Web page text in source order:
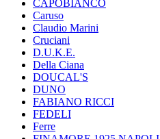
CAPOBIANCO
Caruso
Claudio Marini
Cruciani
D.U.K.E.
Della Ciana
DOUCAL'S
DUNO
FABIANO RICCI
FEDELI
Ferre